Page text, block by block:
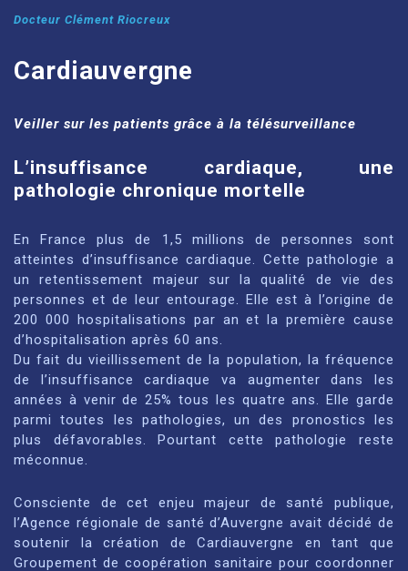
Docteur Clément Riocreux
Cardiauvergne
Veiller sur les patients grâce à la télésurveillance
L’insuffisance cardiaque, une
pathologie chronique mortelle
En France plus de 1,5 millions de personnes sont
atteintes d’insuffisance cardiaque. Cette pathologie a
un retentissement majeur sur la qualité de vie des
personnes et de leur entourage. Elle est à l’origine de
200 000 hospitalisations par an et la première cause
d’hospitalisation après 60 ans.
Du fait du vieillissement de la population, la fréquence
de l’insuffisance cardiaque va augmenter dans les
années à venir de 25% tous les quatre ans. Elle garde
parmi toutes les pathologies, un des pronostics les
plus défavorables. Pourtant cette pathologie reste
méconnue.
Consciente de cet enjeu majeur de santé publique,
l’Agence régionale de santé d’Auvergne avait décidé de
soutenir la création de Cardiauvergne en tant que
Groupement de coopération sanitaire pour coordonner